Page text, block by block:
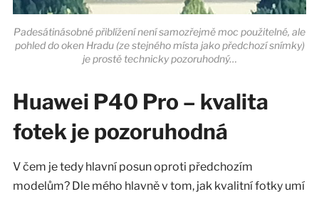
Padesátinásobné přiblížení není samozřejmě moc použitelné, ale
pohled do oken Hradu (ze stejného místa jako předchozí snímky)
je prostě technicky pozoruhodný…
Huawei P40 Pro – kvalita
fotek je pozoruhodná
V čem je tedy hlavní posun oproti předchozím
modelům? Dle mého hlavně v tom, jak kvalitní fotky umí